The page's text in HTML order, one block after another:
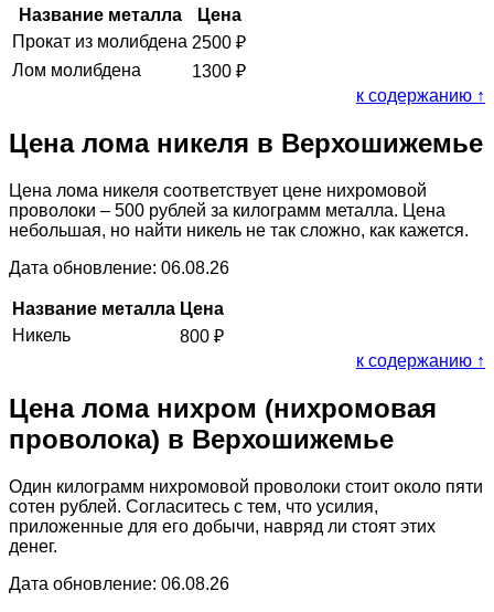
Название металла
Цена
Прокат из молибдена 2500 ₽
Лом молибдена
1300 ₽
к содержанию ↑
Цена лома никеля в Верхошижемье
Цена лома никеля соответствует цене нихромовой
проволоки – 500 рублей за килограмм металла. Цена
небольшая, но найти никель не так сложно, как кажется.
Дата обновление: 06.08.26
Название металла Цена
Никель
800 ₽
к содержанию ↑
Цена лома нихром (нихромовая
проволока) в Верхошижемье
Один килограмм нихромовой проволоки стоит около пяти
сотен рублей. Согласитесь с тем, что усилия,
приложенные для его добычи, навряд ли стоят этих
денег.
Дата обновление: 06.08.26